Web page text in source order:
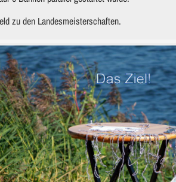
zu den Landesmeisterschaften.